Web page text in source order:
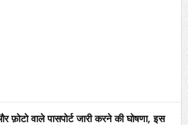
फ़ोटो वाले पासपोर्ट जारी करने की घोषणा, इस